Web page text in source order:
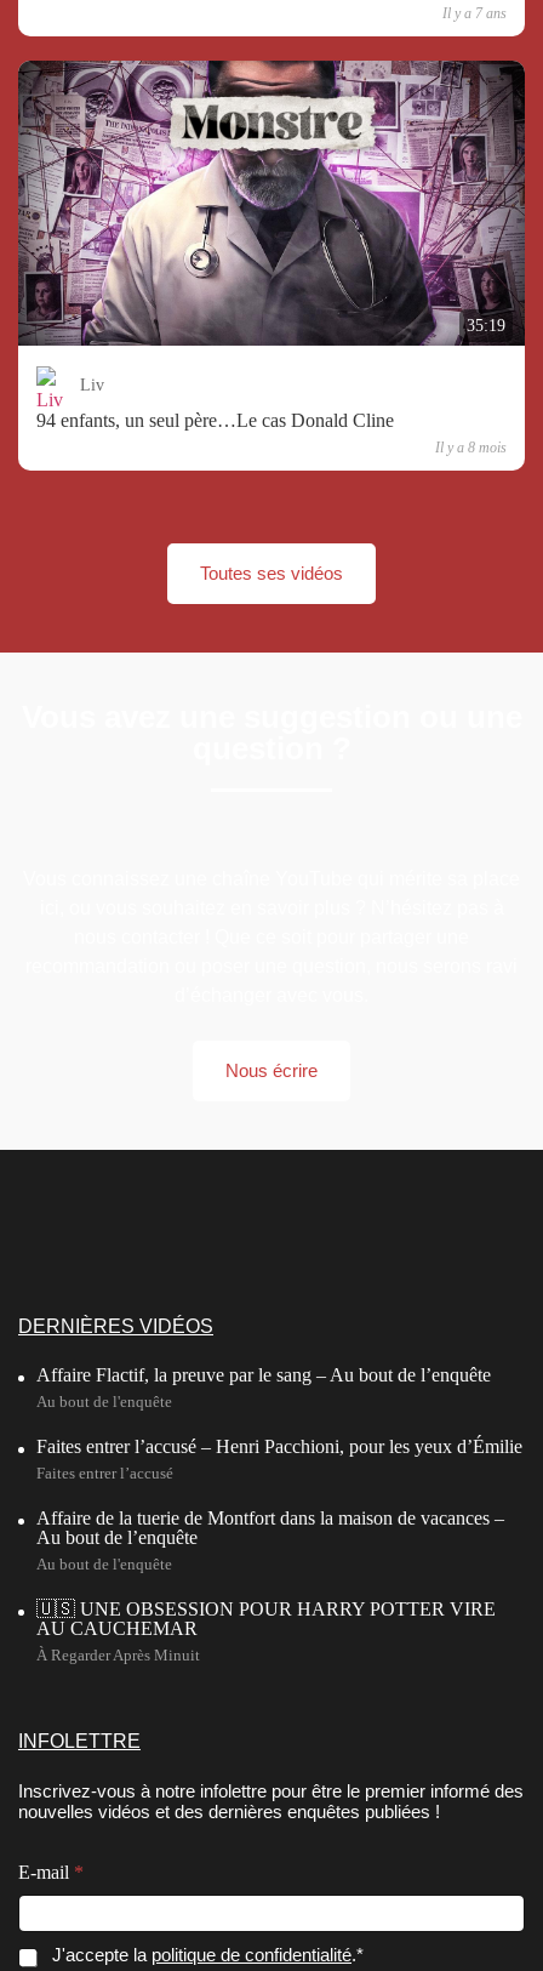
Il y a 7 ans
35:19
Liv
94 enfants, un seul père…Le cas Donald Cline
Il y a 8 mois
Toutes ses vidéos
Nous écrire
DERNIÈRES VIDÉOS
Affaire Flactif, la preuve par le sang – Au bout de l’enquête
Au bout de l'enquête
Faites entrer l’accusé – Henri Pacchioni, pour les yeux d’Émilie
Faites entrer l’accusé
Affaire de la tuerie de Montfort dans la maison de vacances –
Au bout de l’enquête
Au bout de l'enquête
🇺🇸 UNE OBSESSION POUR HARRY POTTER VIRE
AU CAUCHEMAR
À Regarder Après Minuit
INFOLETTRE
Inscrivez-vous à notre infolettre pour être le premier informé des
nouvelles vidéos et des dernières enquêtes publiées !
C
o
s
e
E-mail *
*
C
J'accepte la politique de confidentialité.*